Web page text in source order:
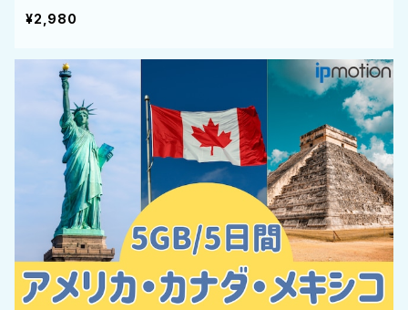
¥2,980